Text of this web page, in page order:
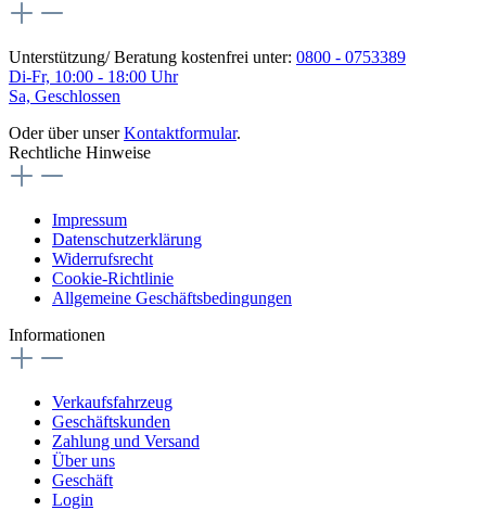
Unterstützung/ Beratung kostenfrei unter: 0800 - 0753389
Di-Fr, 10:00 - 18:00 Uhr
Sa, Geschlossen
Oder über unserKontaktformular.
Rechtliche Hinweise
Impressum
Datenschutzerklärung
Widerrufsrecht
Cookie-Richtlinie
Allgemeine Geschäftsbedingungen
Informationen
Verkaufsfahrzeug
Geschäftskunden
Zahlung und Versand
Über uns
Geschäft
Login